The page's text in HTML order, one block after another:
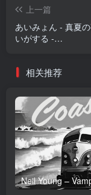
上一篇
あいみょん - 真夏
いがする -
相关推荐